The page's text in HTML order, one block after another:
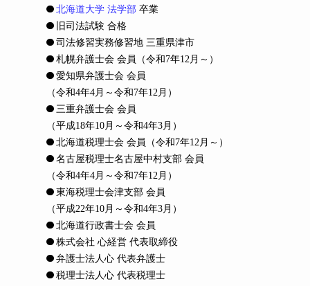
北海道大学 法学部 卒業
旧司法試験 合格
司法修習実務修習地 三重県津市
札幌弁護士会 会員
（令和7年12月～）
愛知県弁護士会 会員
（令和4年4月～令和7年12月）
三重弁護士会 会員
（平成18年10月～令和4年3月）
北海道税理士会 会員
（令和7年12月～）
名古屋税理士名古屋中村支部 会員
（令和4年4月～令和7年12月）
東海税理士会津支部 会員
（平成22年10月～令和4年3月）
北海道行政書士会 会員
株式会社 心経営 代表取締役
弁護士法人心 代表弁護士
税理士法人心 代表税理士